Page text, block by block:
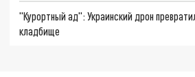
"Курортный ад": Украинский дрон
кладбище